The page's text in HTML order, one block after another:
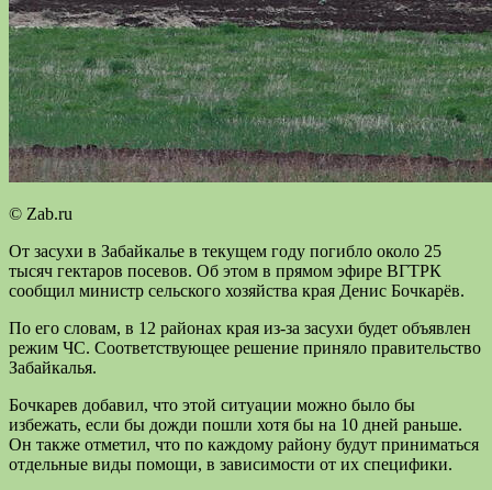
© Zab.ru
От засухи в Забайкалье в текущем году погибло около 25
тысяч гектаров посевов. Об этом в прямом эфире ВГТРК
сообщил министр сельского хозяйства края Денис Бочкарёв.
По его словам, в 12 районах края из-за засухи будет объявлен
режим ЧС. Соответствующее решение приняло правительство
Забайкалья.
Бочкарев добавил, что этой ситуации можно было бы
избежать, если бы дожди пошли хотя бы на 10 дней раньше.
Он также отметил, что по каждому району будут приниматься
отдельные виды помощи, в зависимости от их специфики.